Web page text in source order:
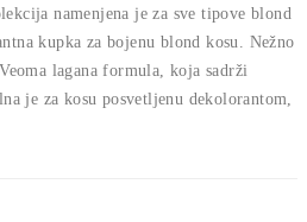
namenjena je za sve tipove blond
kupka za bojenu blond kosu. Nežno
lagana formula, koja sadrži
je za kosu posvetljenu dekolorantom,